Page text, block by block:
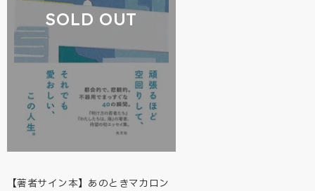
SOLD OUT
【著者サイン本】あのときマカロン